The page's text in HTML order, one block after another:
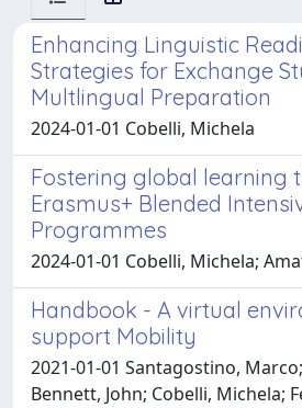
Enhancing Linguistic
Strategies for Exchange
Multlingual Preparation
2024-01-01 Cobelli, Michela
Fostering global learning
Erasmus+ Blended
Programmes
2024-01-01 Cobelli, Michela;
Handbook - A virtual
support Mobility
2021-01-01 Santagostino,
Bennett, John; Cobelli, Michela;